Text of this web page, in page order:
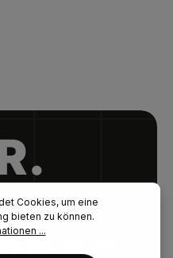
Cookies, um eine
bieten zu können.
...